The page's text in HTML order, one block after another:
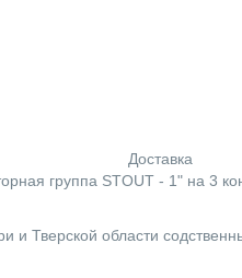
Доставка
группа STOUT - 1" на 3
и Тверской области